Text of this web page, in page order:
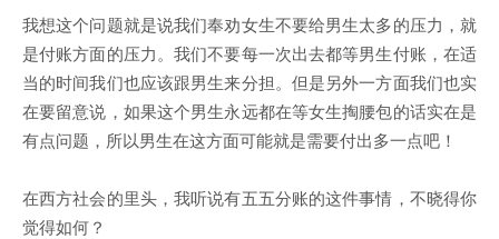
我想这个问题就是说我们奉劝女生不要给男生太多的压力，就
是付账方面的压力。我们不要每一次出去都等男生付账，在适
当的时间我们也应该跟男生来分担。但是另外一方面我们也实
在要留意说，如果这个男生永远都在等女生掏腰包的话实在是
有点问题，所以男生在这方面可能就是需要付出多一点吧！
在西方社会的里头，我听说有五五分账的这件事情，不晓得你
觉得如何？